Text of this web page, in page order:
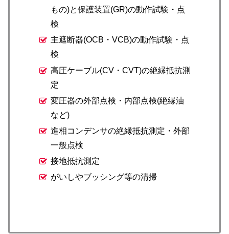
もの)と保護装置(GR)の動作試験・点
検
主遮断器(OCB・VCB)の動作試験・点
検
高圧ケーブル(CV・CVT)の絶縁抵抗測
定
変圧器の外部点検・内部点検(絶縁油
など)
進相コンデンサの絶縁抵抗測定・外部
一般点検
接地抵抗測定
がいしやブッシング等の清掃